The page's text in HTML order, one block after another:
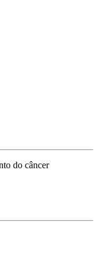
do câncer